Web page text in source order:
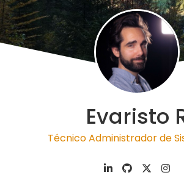
Evaristo
Técnico Administrador de